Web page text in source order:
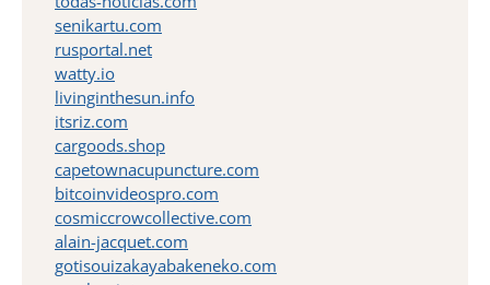
senikartu.com
rusportal.net
watty.io
livinginthesun.info
itsriz.com
cargoods.shop
capetownacupuncture.com
bitcoinvideospro.com
cosmiccrowcollective.com
alain-jacquet.com
gotisouizakayabakeneko.com